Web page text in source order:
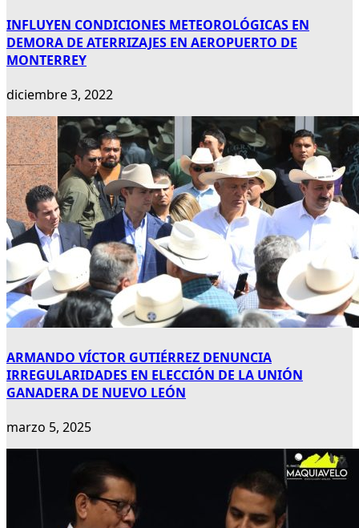
INFLUYEN CONDICIONES METEOROLÓGICAS EN
DEMORA DE ATERRIZAJES EN AEROPUERTO DE
MONTERREY
diciembre 3, 2022
ARMANDO VÍCTOR GUTIÉRREZ DENUNCIA
IRREGULARIDADES EN ELECCIÓN DE LA UNIÓN
GANADERA DE NUEVO LEÓN
marzo 5, 2025